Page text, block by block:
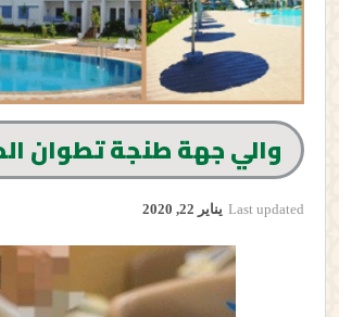
والي جهة طنجة تطوان
Last updated يناير 22, 2020